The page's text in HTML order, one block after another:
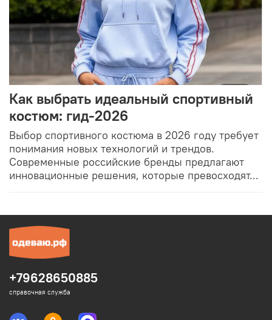
Как выбрать идеальный спортивный
костюм: гид-2026
Выбор спортивного костюма в 2026 году требует
понимания новых технологий и трендов.
Современные российские бренды предлагают
инновационные решения, которые превосходят...
+79628650885
справочная служба